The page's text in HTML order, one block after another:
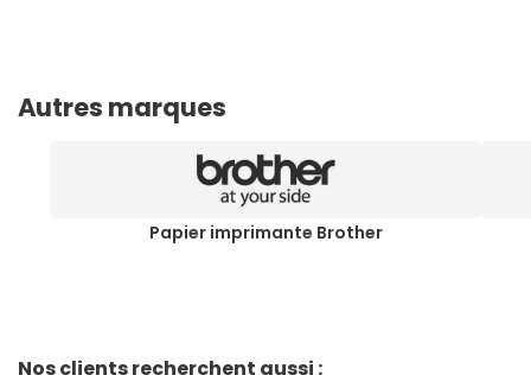
Autres marques
Papier imprimante Brother
Nos clients recherchent aussi :